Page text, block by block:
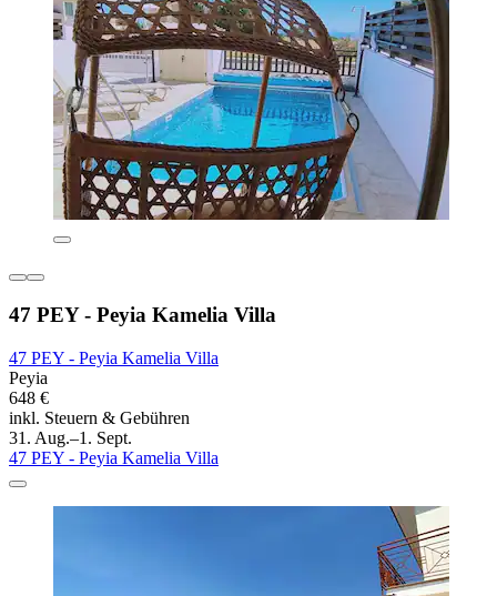
47 PEY - Peyia Kamelia Villa
47 PEY - Peyia Kamelia Villa
Peyia
648 €
inkl. Steuern & Gebühren
31. Aug.–1. Sept.
47 PEY - Peyia Kamelia Villa